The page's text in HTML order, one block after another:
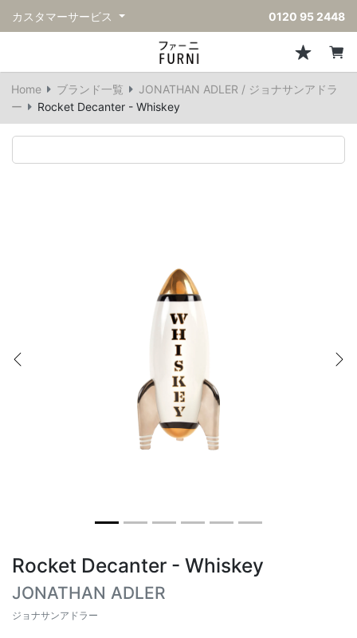
カスタマーサービス 0120 95 2448
Home ブランド一覧
JONATHAN ADLER / ジョナサンアドラ
ー
Rocket Decanter - Whiskey
Previous
Rocket Decanter - Whiskey
JONATHAN ADLER
ジョナサンアドラー
ソファ
すべてのソファ
二人掛けソファ
チェア
すべてのチェア
カウンターチェア
ヴィンテージチェア
スツール・ベンチ
すべてのスツール・ベンチ
オットマン
テーブル
すべてのテーブル
カフェテーブル
デスク
収納
すべての収納
シェルフ/ラック
ライト・照明
すべてのライト・照明
フロアライト/スタンドライト
ウォールライト
アクセサリー
すべてのアクセサリー
ダストボックス
テーブルウェア
フレグランス
すべてのフレグランス
キャンドル